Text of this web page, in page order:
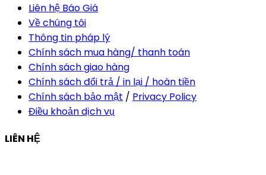
Liên hệ Báo Giá
Về chúng tôi
Thông tin pháp lý
Chính sách mua hàng/ thanh toán
Chính sách giao hàng
Chính sách đổi trả / in lại / hoàn tiền
Chính sách bảo mật / Privacy Policy
Điều khoản dịch vụ
LIÊN HỆ